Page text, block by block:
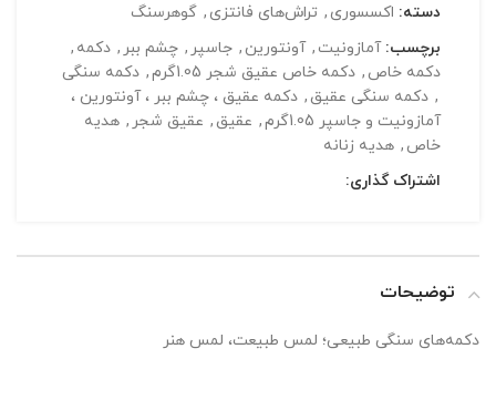
دسته: اکسسوری , تراش‌های فانتزی , گوهرسنگ
برچسب: آمازونیت , آونتورین , جاسپر , چشم ببر , دکمه ,
دکمه خاص, دکمه خاص عقیق شجر 1.05گرم , دکمه سنگی
, دکمه سنگی عقیق, دکمه عقیق ، چشم ببر ، آونتورین ،
آمازونیت و جاسپر 1.05گرم
, عقیق, عقیق شجر , هدیه
خاص, هدیه زنانه
اشتراک گذاری:
توضیحات
دکمه‌های سنگی طبیعی؛ لمس طبیعت، لمس هنر